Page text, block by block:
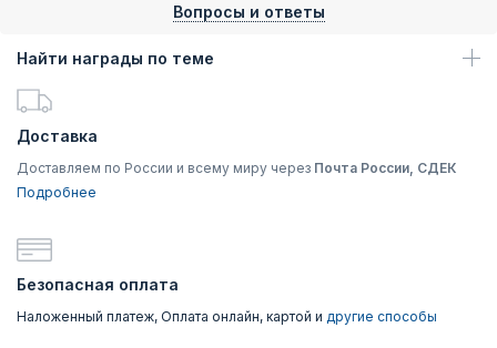
Вопросы и ответы
Найти награды по теме
Доставка
Доставляем по России и всему миру через Почта России, СДЕК
Подробнее
Безопасная оплата
Наложенный платеж, Оплата онлайн, картой и другие способы